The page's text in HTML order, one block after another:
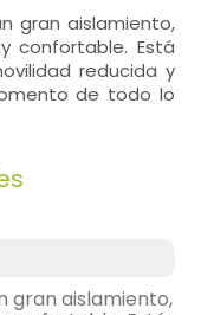
gran aislamiento,
confortable. Está
reducida y
de todo lo
gran aislamiento,